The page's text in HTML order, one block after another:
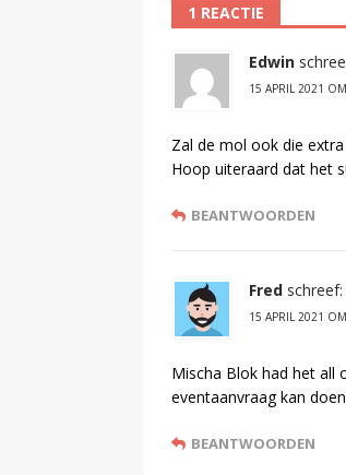
1 REACTIE
Edwin
15 APRIL 2021
Zal de mol ook die
Hoop uiteraard dat het
BEANTWOORDEN
Fred schreef:
15 APRIL 2021
Mischa Blok had het all
eventaanvraag kan
BEANTWOORDEN